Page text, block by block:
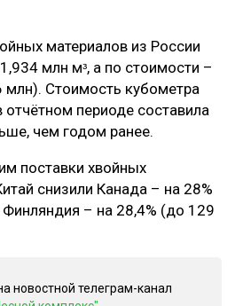
материалов из России
млн мᶟ, а по стоимости –
млн). Стоимость кубометра
отчётном периоде составила
чем годом ранее.
поставки хвойных
снизили Канада – на 28%
– на 28,4% (до 129
новостной телеграм-канал